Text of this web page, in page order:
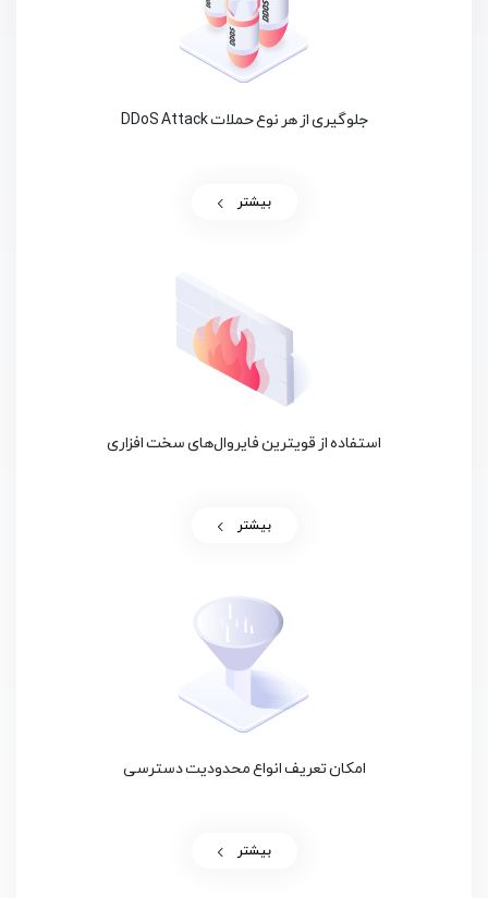
جلوگیری از هر نوع حملات DDoS Attack
بیشتر
استفاده از قویترین فایروال‌های سخت افزاری
بیشتر
امکان تعریف انواع محدودیت دسترسی
بیشتر